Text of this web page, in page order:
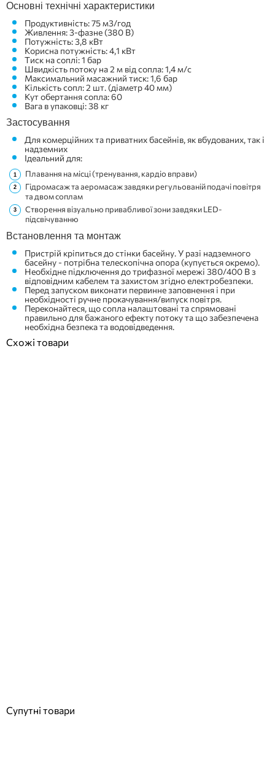
Основні технічні характеристики
Продуктивність: 75 м3/год
Живлення: 3-фазне (380 В)
Потужність: 3,8 кВт
Корисна потужність: 4,1 кВт
Тиск на соплі: 1 бар
Швидкість потоку на 2 м від сопла: 1,4 м/с
Максимальний масажний тиск: 1,6 бар
Кількість сопл: 2 шт. (діаметр 40 мм)
Кут обертання сопла: 60
Вага в упаковці: 38 кг
Застосування
Для комерційних та приватних басейнів, як вбудованих, так і
надземних
Ідеальний для:
Плавання на місці (тренування, кардіо вправи)
Гідромасаж та аеромасаж завдяки регульованій подачі повітря
та двом соплам
Створення візуально привабливої ​​зони завдяки LED-
підсвічуванню
Встановлення та монтаж
Пристрій кріпиться до стінки басейну. У разі надземного
басейну - потрібна телескопічна опора (купується окремо).
Необхідне підключення до трифазної мережі 380/400 В з
відповідним кабелем та захистом згідно електробезпеки.
Перед запуском виконати первинне заповнення і при
необхідності ручне прокачування/випуск повітря.
Переконайтеся, що сопла налаштовані та спрямовані
правильно для бажаного ефекту потоку та що забезпечена
необхідна безпека та водовідведення.
Схожі товари
Супутні товари